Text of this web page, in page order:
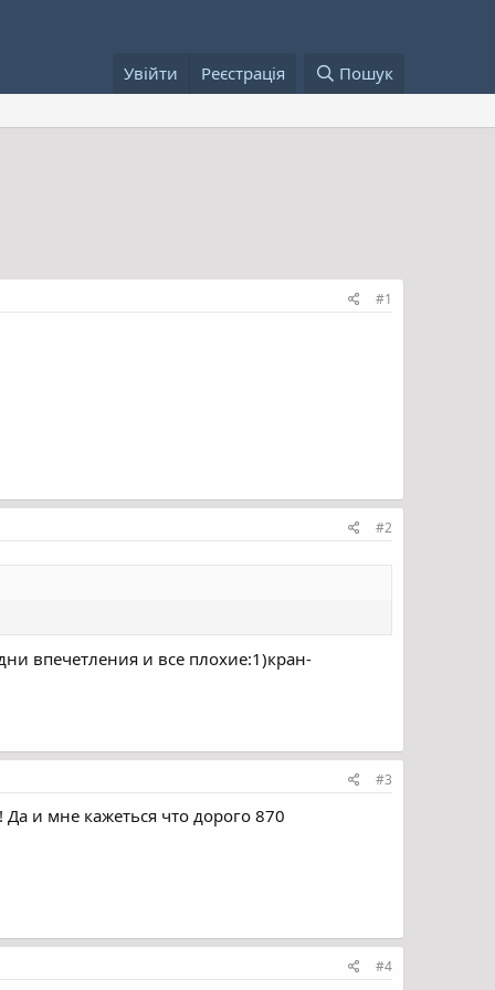
Увійти Реєстрація Пошук
#1
#2
впечетления и все плохие:1)кран-
#3
и мне кажеться что дорого 870
#4